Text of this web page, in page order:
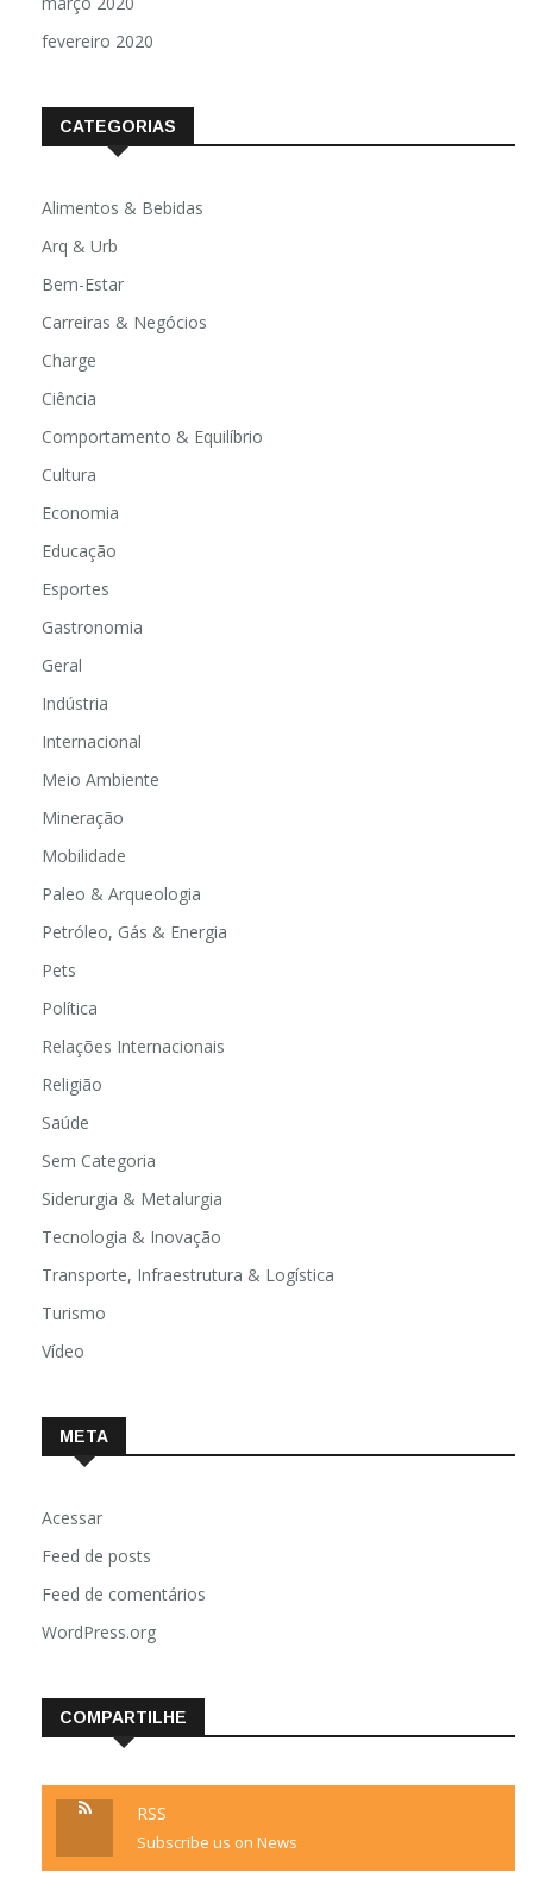
fevereiro 2020
CATEGORIAS
Alimentos & Bebidas
Arq & Urb
Bem-Estar
Carreiras & Negócios
Charge
Ciência
Comportamento & Equilíbrio
Cultura
Economia
Educação
Esportes
Gastronomia
Geral
Indústria
Internacional
Meio Ambiente
Mineração
Mobilidade
Paleo & Arqueologia
Petróleo, Gás & Energia
Pets
Política
Relações Internacionais
Religião
Saúde
Sem Categoria
Siderurgia & Metalurgia
Tecnologia & Inovação
Transporte, Infraestrutura & Logística
Turismo
Vídeo
META
Acessar
Feed de posts
Feed de comentários
WordPress.org
COMPARTILHE
RSS
Subscribe us on News